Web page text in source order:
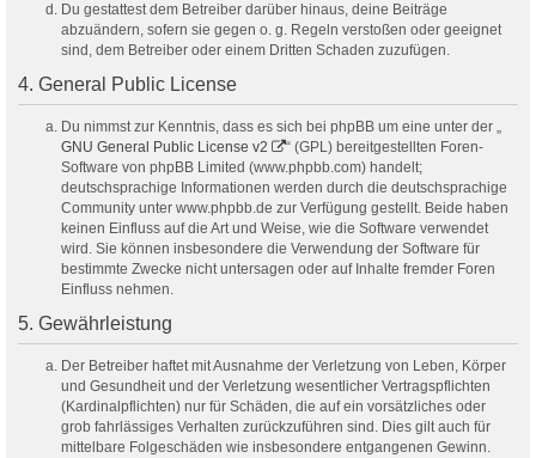
Du gestattest dem Betreiber darüber hinaus, deine Beiträge
abzuändern, sofern sie gegen o. g. Regeln verstoßen oder geeignet
sind, dem Betreiber oder einem Dritten Schaden zuzufügen.
4. General Public License
Du nimmst zur Kenntnis, dass es sich bei phpBB um eine unter der „
GNU General Public License v2
“ (GPL) bereitgestellten Foren-
Software von phpBB Limited (www.phpbb.com) handelt;
deutschsprachige Informationen werden durch die deutschsprachige
Community unter www.phpbb.de zur Verfügung gestellt. Beide haben
keinen Einfluss auf die Art und Weise, wie die Software verwendet
wird. Sie können insbesondere die Verwendung der Software für
bestimmte Zwecke nicht untersagen oder auf Inhalte fremder Foren
Einfluss nehmen.
5. Gewährleistung
Der Betreiber haftet mit Ausnahme der Verletzung von Leben, Körper
und Gesundheit und der Verletzung wesentlicher Vertragspflichten
(Kardinalpflichten) nur für Schäden, die auf ein vorsätzliches oder
grob fahrlässiges Verhalten zurückzuführen sind. Dies gilt auch für
mittelbare Folgeschäden wie insbesondere entgangenen Gewinn.